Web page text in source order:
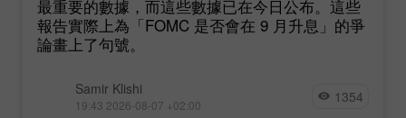
最重要的數據，而這些數據已在今日公布。這些
報告實際上為「FOMC 是否會在 9 月升息」的爭
論畫上了句號。
Samir Klishi
19:43 2026-08-07 +02:00 1354